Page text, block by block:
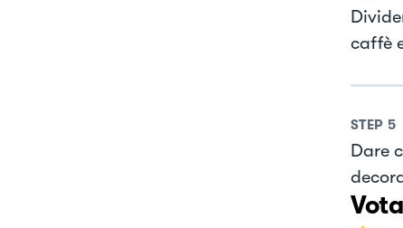
caffè
STEP 5
Dare